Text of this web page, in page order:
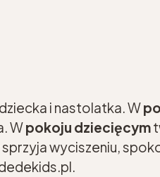
i nastolatka. W
Wpokoju dziecięcym
sprzyja wyciszeniu,